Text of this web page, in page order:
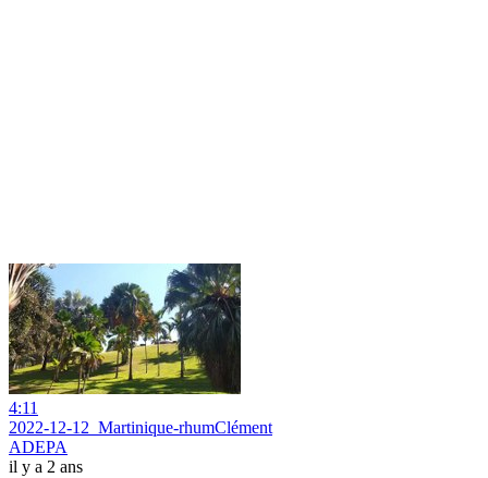
4:11
2022-12-12_Martinique-rhumClément
ADEPA
il y a 2 ans